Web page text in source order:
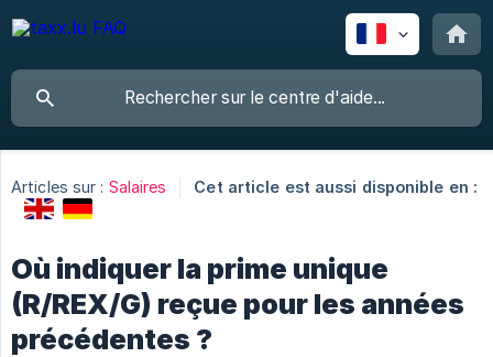
Articles sur : Salaires Cet article est aussi disponible en :
Où indiquer la prime unique
(R/REX/G) reçue pour les années
précédentes ?